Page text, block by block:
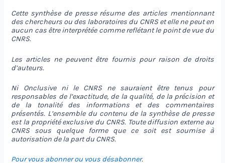
Cette synthèse de presse résume des articles mentionnant
des chercheurs ou des laboratoires du CNRS et elle ne peut en
aucun cas être interprétée comme reflétant le point de vue du
CNRS.
Les articles ne peuvent être fournis pour raison de droits
d’auteurs.
Ni Onclusive ni le CNRS ne sauraient être tenus pour
responsables de l’exactitude, de la qualité, de la précision et
de la tonalité des informations et des commentaires
présentés. L’ensemble du contenu de la synthèse de presse
est la propriété exclusive du CNRS. Toute diffusion externe au
CNRS sous quelque forme que ce soit est soumise à
autorisation de la part du CNRS.
Pour vous abonner ou vous désabonner.